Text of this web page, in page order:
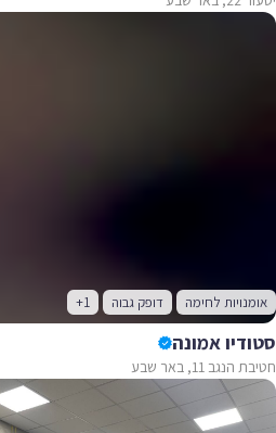
אומנויות לחימה דופק גבוה +1
סטודיו אמונה
חטיבת הנגב 11, באר שבע